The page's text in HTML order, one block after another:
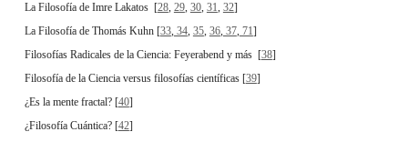
La Filosofía de Imre Lakatos [28, 29, 30, 31, 32]
La Filosofía de Thomás Kuhn [33,34, 35, 36,37,71]
Filosofías Radicales de la Ciencia: Feyerabend y más [38]
Filosofía de la Ciencia versus filosofías científicas [39]
¿Es la mente fractal? [40]
¿Filosofía Cuántica? [42]